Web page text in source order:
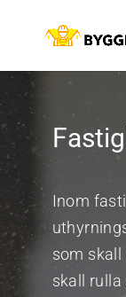
Inom
som
skall